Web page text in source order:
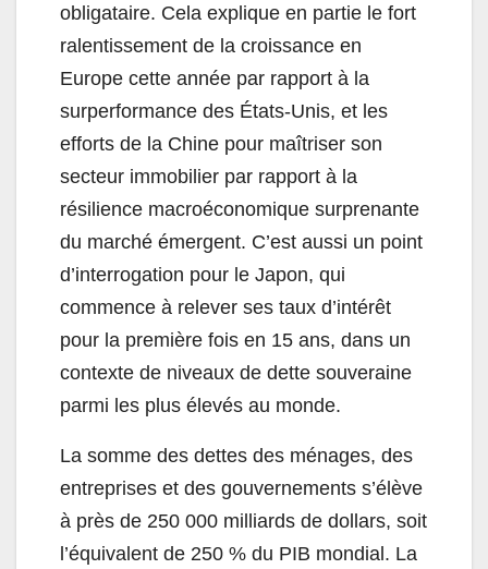
obligataire. Cela explique en partie le fort
ralentissement de la croissance en
Europe cette année par rapport à la
surperformance des États-Unis, et les
efforts de la Chine pour maîtriser son
secteur immobilier par rapport à la
résilience macroéconomique surprenante
du marché émergent. C’est aussi un point
d’interrogation pour le Japon, qui
commence à relever ses taux d’intérêt
pour la première fois en 15 ans, dans un
contexte de niveaux de dette souveraine
parmi les plus élevés au monde.
La somme des dettes des ménages, des
entreprises et des gouvernements s’élève
à près de 250 000 milliards de dollars, soit
l’équivalent de 250 % du PIB mondial. La